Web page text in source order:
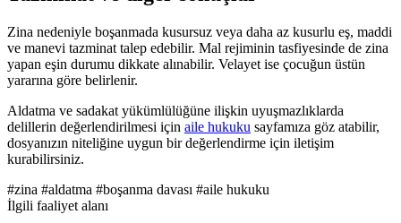
Zina nedeniyle boşanmada kusursuz veya daha az kusurlu eş, maddi
ve manevi tazminat talep edebilir. Mal rejiminin tasfiyesinde de zina
yapan eşin durumu dikkate alınabilir. Velayet ise çocuğun üstün
yararına göre belirlenir.
Aldatma ve sadakat yükümlülüğüne ilişkin uyuşmazlıklarda
delillerin değerlendirilmesi için aile hukuku sayfamıza göz atabilir,
dosyanızın niteliğine uygun bir değerlendirme için iletişim
kurabilirsiniz.
#zina #aldatma #boşanma davası #aile hukuku
İlgili faaliyet alanı